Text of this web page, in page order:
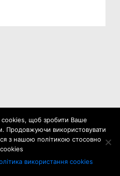
щоб зробити Ваше
Продовжуючи використовувати
з нашою політикою стосовно
cookies
використання cookies